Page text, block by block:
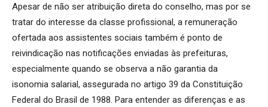
Apesar de não ser atribuição direta do conselho, mas por se
tratar do interesse da classe profissional, a remuneração
ofertada aos assistentes sociais também é ponto de
reivindicação nas notificações enviadas às prefeituras,
especialmente quando se observa a não garantia da
isonomia salarial, assegurada no artigo 39 da Constituição
Federal do Brasil de 1988. Para entender as diferenças e as